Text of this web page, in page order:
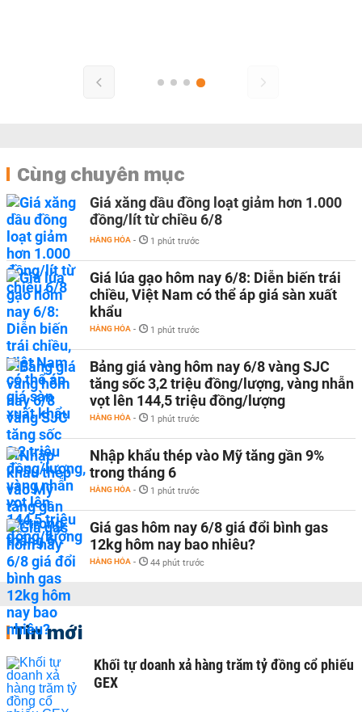
Cùng chuyên mục
Giá xăng dầu đồng loạt giảm hơn 1.000
đồng/lít từ chiều 6/8
HÀNG HÓA - 1 phút trước
Giá lúa gạo hôm nay 6/8: Diễn biến trái
chiều, Việt Nam có thể áp giá sàn xuất
khẩu
HÀNG HÓA - 1 phút trước
Bảng giá vàng hôm nay 6/8 vàng SJC
tăng sốc 3,2 triệu đồng/lượng, vàng nhẫn
vọt lên 144,5 triệu đồng/lượng
HÀNG HÓA - 1 phút trước
Nhập khẩu thép vào Mỹ tăng gần 9%
trong tháng 6
HÀNG HÓA - 1 phút trước
Giá gas hôm nay 6/8 giá đổi bình gas
12kg hôm nay bao nhiêu?
HÀNG HÓA - 44 phút trước
Tin mới
Khối tự doanh xả hàng trăm tỷ đồng cổ phiếu
GEX